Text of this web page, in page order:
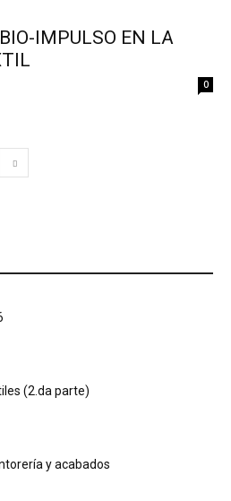
IMPULSO EN LA
0
(2.da parte)
y acabados